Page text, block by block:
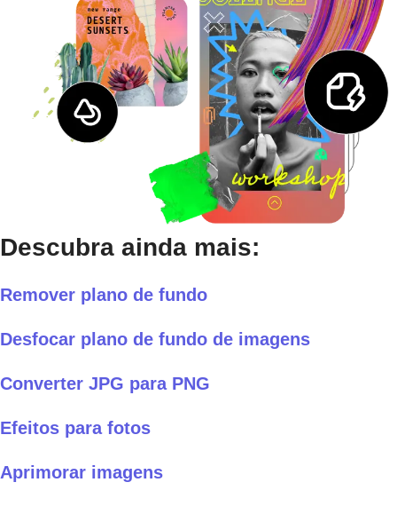
Descubra ainda mais:
Remover plano de fundo
Desfocar plano de fundo de imagens
Converter JPG para PNG
Efeitos para fotos
Aprimorar imagens